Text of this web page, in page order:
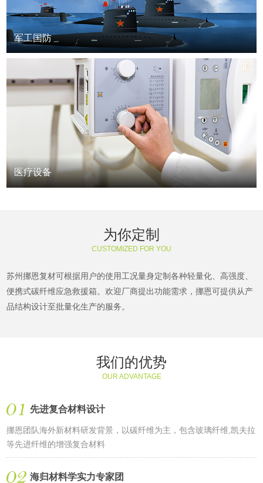
军工国防
医疗设备
为你定制
CUSTOMIZED FOR YOU
苏州挪恩复材可根据用户的使用工况量身定制各种轻量化、高强度、
便携式碳纤维应急救援箱。欢迎厂商提出功能需求，挪恩可提供从产
品结构设计至批量化生产的服务。
我们的优势
OUR ADVANTAGE
先进复合材料设计
挪恩团队海外新材料研发背景，以碳纤维为主，包含玻璃纤维,凯夫拉
等先进纤维的增强复合材料
海归材料学实力专家团